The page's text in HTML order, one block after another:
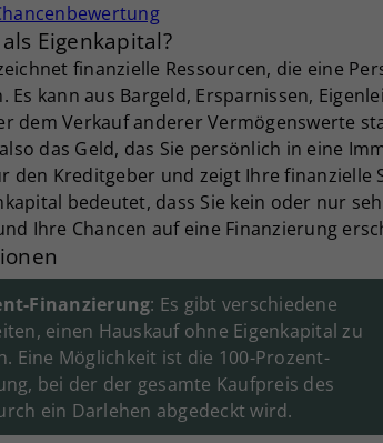
Eigenkapital?
finanzielle Ressourcen, die eine
Es kann aus Bargeld, Ersparnissen,
dem Verkauf anderer Vermögenswerte
das Geld, das Sie persönlich in eine
den Kreditgeber und zeigt Ihre finanzielle
bedeutet, dass Sie kein oder nur
Ihre Chancen auf eine Finanzierung
Finanzierung: Es gibt verschiedene
einen Hauskauf ohne Eigenkapital zu
Eine Möglichkeit ist die 100-Prozent-
bei der der gesamte Kaufpreis des
ein Darlehen abgedeckt wird.